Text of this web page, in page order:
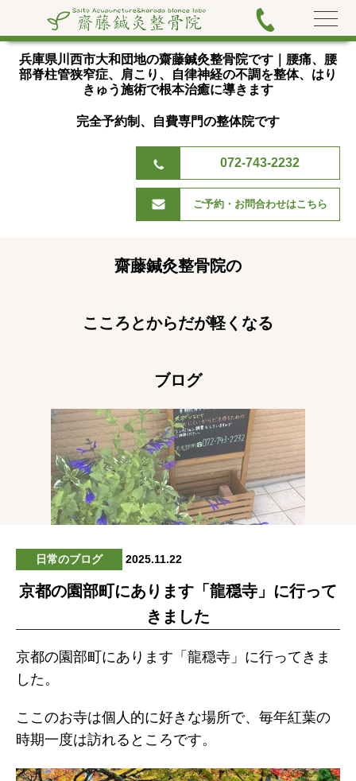
兵庫県川西市大和団地の齋藤鍼灸整骨院です｜腰痛、腰
部脊柱管狭窄症、肩こり、自律神経の不調を整体、はり
きゅう施術で根本治癒に導きます
完全予約制、自費専門の整体院です
072-743-2232
ご予約・お問合わせはこちら
齋藤鍼灸整骨院の
こころとからだが軽くなる
ブログ
日常のブログ 2025.11.22
京都の園部町にあります「龍穏寺」に行って
きました
京都の園部町にあります「龍穏寺」に行ってきま
した。
ここのお寺は個人的に好きな場所で、毎年紅葉の
時期一度は訪れるところです。